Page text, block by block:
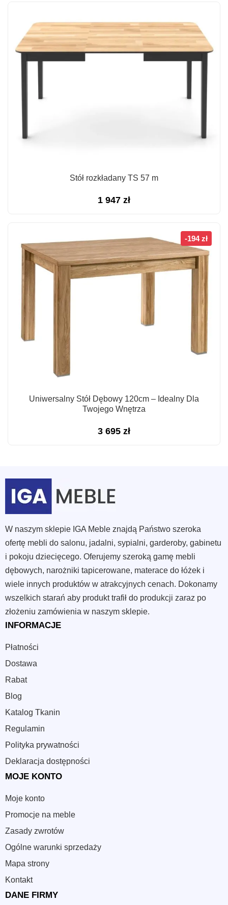
Stół rozkładany TS 57 m
1 947 zł
-194 zł
Uniwersalny Stół Dębowy 120cm – Idealny Dla
Twojego Wnętrza
3 695 zł
W naszym sklepie IGA Meble znajdą Państwo szeroka
ofertę mebli do salonu, jadalni, sypialni, garderoby, gabinetu
i pokoju dziecięcego. Oferujemy szeroką gamę mebli
dębowych, narożniki tapicerowane, materace do łóżek i
wiele innych produktów w atrakcyjnych cenach. Dokonamy
wszelkich starań aby produkt trafił do produkcji zaraz po
złożeniu zamówienia w naszym sklepie.
INFORMACJE
Płatności
Dostawa
Rabat
Blog
Katalog Tkanin
Regulamin
Polityka prywatności
Deklaracja dostępności
MOJE KONTO
Moje konto
Promocje na meble
Zasady zwrotów
Ogólne warunki sprzedaży
Mapa strony
Kontakt
DANE FIRMY